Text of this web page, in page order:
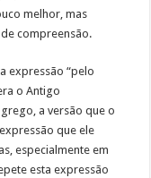
melhor, mas
compreensão.
expressão “pelo
o Antigo
a versão que o
que ele
especialmente em
esta expressão